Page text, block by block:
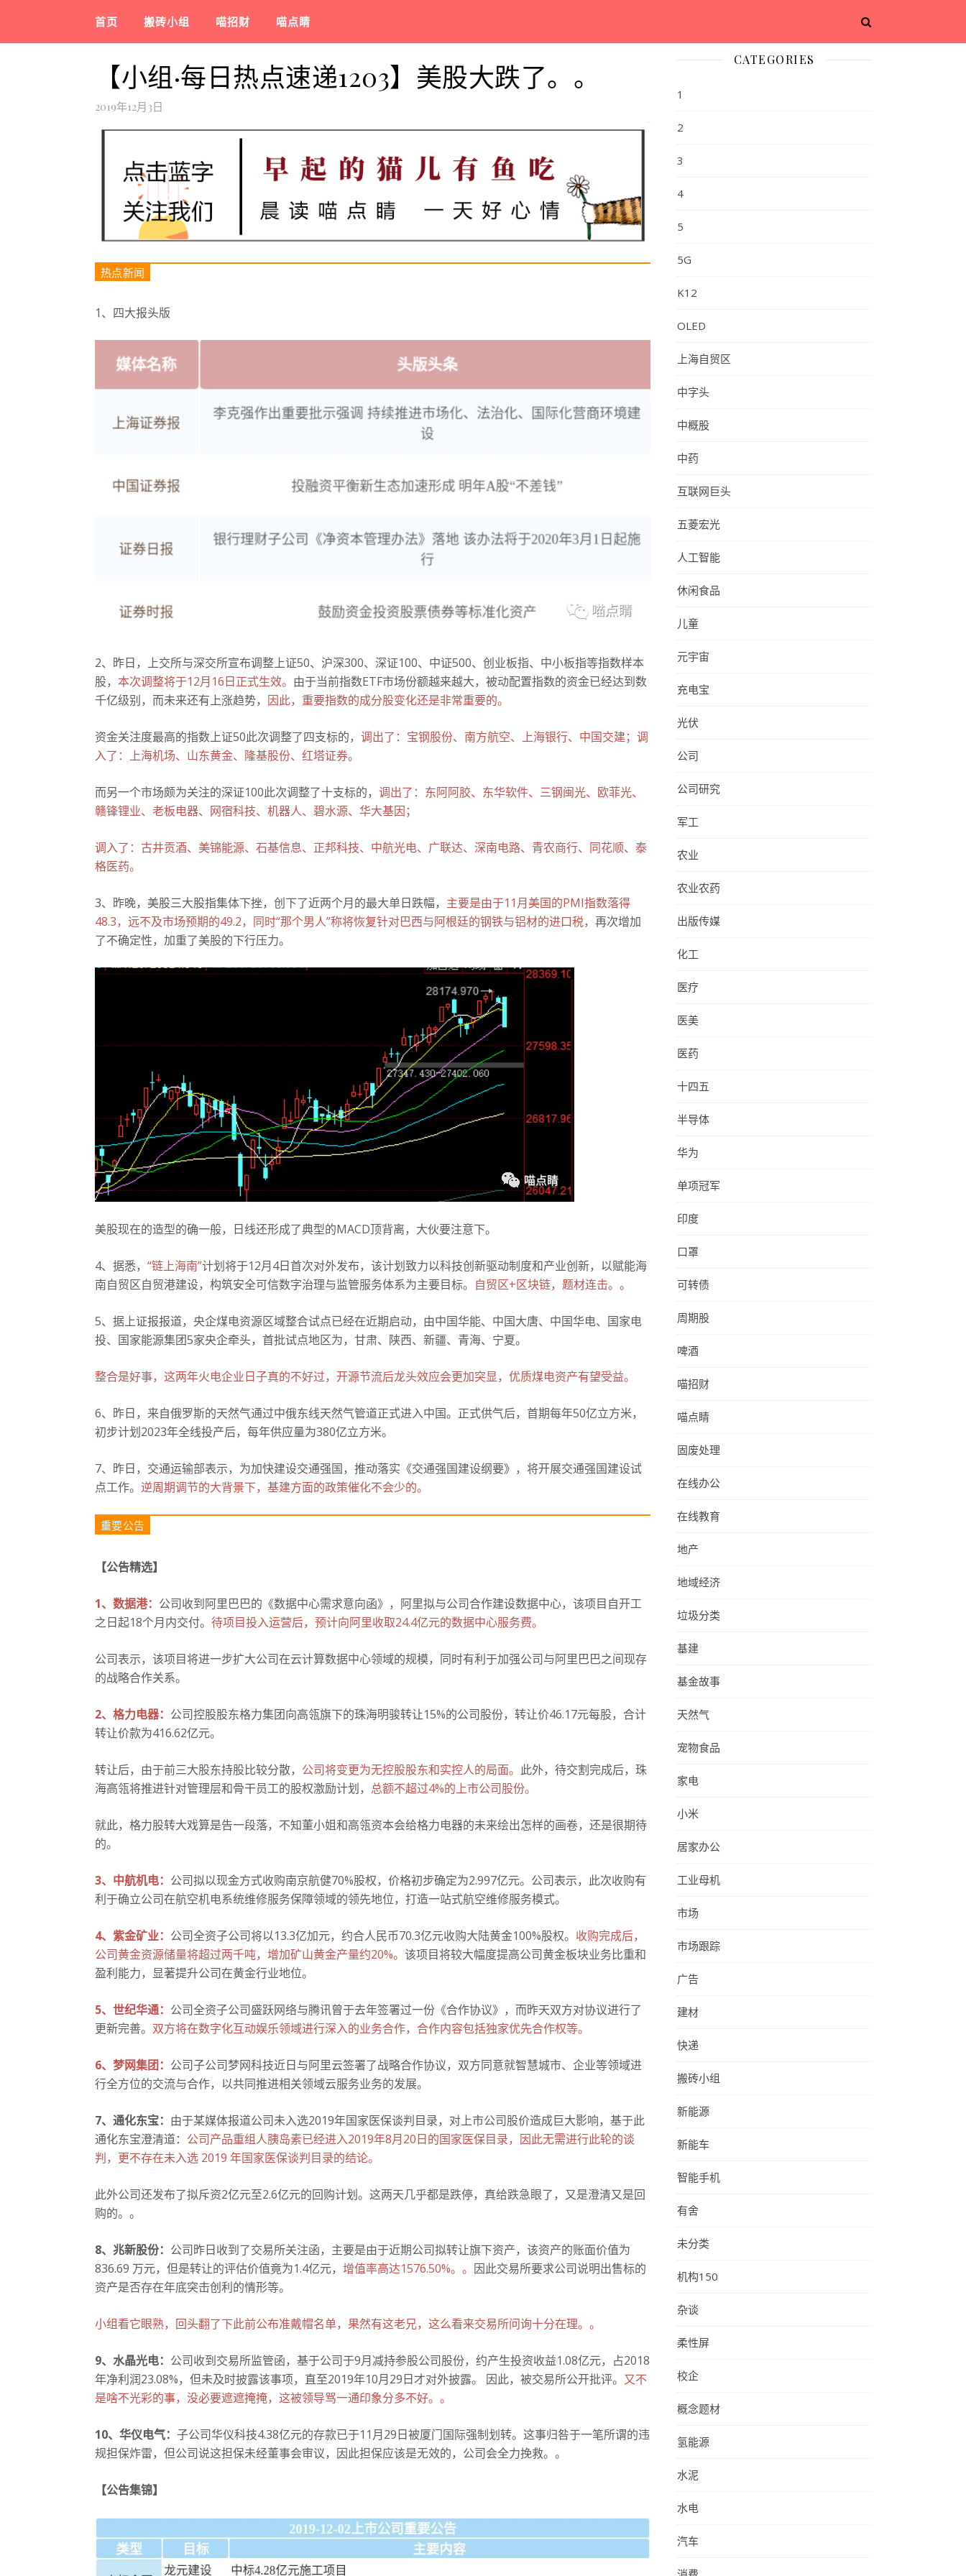
首页 搬砖小组 喵招财 喵点睛
【小组·每日热点速递1203】美股大跌了。。
2019年12月3日
热点新闻
1、四大报头版
2、昨日，上交所与深交所宣布调整上证50、沪深300、深证100、中证500、创业板指、中小板指等指数样本
股， 本次调整将于12月16日正式生效。 由于当前指数ETF市场份额越来越大，被动配置指数的资金已经达到数
千亿级别，而未来还有上涨趋势， 因此，重要指数的成分股变化还是非常重要的。
资金关注度最高的指数上证50此次调整了四支标的， 调出了：宝钢股份、南方航空、上海银行、中国交建；调
入了：上海机场、山东黄金、隆基股份、红塔证券。
而另一个市场颇为关注的深证100此次调整了十支标的， 调出了：东阿阿胶、东华软件、三钢闽光、欧菲光、
赣锋锂业、老板电器、网宿科技、机器人、碧水源、华大基因；
调入了：古井贡酒、美锦能源、石基信息、正邦科技、中航光电、广联达、深南电路、青农商行、同花顺、泰
格医药。
3、昨晚，美股三大股指集体下挫，创下了近两个月的最大单日跌幅， 主要是由于11月美国的PMI指数落得
48.3，远不及市场预期的49.2，同时“那个男人”称将恢复针对巴西与阿根廷的钢铁与铝材的进口税， 再次增加
了不确定性，加重了美股的下行压力。
美股现在的造型的确一般，日线还形成了典型的MACD顶背离，大伙要注意下。
4、据悉， “链上海南”计划将于12月4日首次对外发布，该计划致力以科技创新驱动制度和产业创新，以赋能海
南自贸区自贸港建设，构筑安全可信数字治理与监管服务体系为主要目标。 自贸区+区块链，题材连击。。
5、据上证报报道，央企煤电资源区域整合试点已经在近期启动，由中国华能、中国大唐、中国华电、国家电
投、国家能源集团5家央企牵头，首批试点地区为，甘肃、陕西、新疆、青海、宁夏。
整合是好事，这两年火电企业日子真的不好过，开源节流后龙头效应会更加突显，优质煤电资产有望受益。
6、昨日，来自俄罗斯的天然气通过中俄东线天然气管道正式进入中国。 正式供气后，首期每年50亿立方米，
初步计划2023年全线投产后，每年供应量为380亿立方米。
7、 昨日，交通运输部表示，为加快建设交通强国，推动落实《交通强国建设纲要》，将开展交通强国建设试
点工作。 逆周期调节的大背景下，基建方面的政策催化不会少的。
重要公告
【公告精选】
1、数据港： 公司收到阿里巴巴的《数据中心需求意向函》，阿里拟与公司合作建设数据中心，该项目自开工
之日起18个月内交付。 待项目投入运营后，预计向阿里收取24.4亿元的数据中心服务费。
公司表示，该项目将进一步扩大公司在云计算数据中心领域的规模，同时有利于加强公司与阿里巴巴之间现存
的战略合作关系。
2、格力电器： 公司控股股东格力集团向高瓴旗下的珠海明骏转让15%的公司股份，转让价46.17元每股，合计
转让价款为416.62亿元。
转让后，由于前三大股东持股比较分散， 公司将变更为无控股股东和实控人的局面。 此外，待交割完成后，珠
海高瓴将推进针对管理层和骨干员工的股权激励计划， 总额不超过4%的上市公司股份。
就此，格力股转大戏算是告一段落，不知董小姐和高瓴资本会给格力电器的未来绘出怎样的画卷，还是很期待
的。
3、中航机电： 公司拟以现金方式收购南京航健70%股权，价格初步确定为2.997亿元。公司表示，此次收购有
利于确立公司在航空机电系统维修服务保障领域的领先地位，打造一站式航空维修服务模式。
4、紫金矿业： 公司全资子公司将以13.3亿加元，约合人民币70.3亿元收购大陆黄金100%股权。 收购完成后，
公司黄金资源储量将超过两千吨，增加矿山黄金产量约20%。 该项目将较大幅度提高公司黄金板块业务比重和
盈利能力，显著提升公司在黄金行业地位。
5、世纪华通： 公司全资子公司盛跃网络与腾讯曾于去年签署过一份《合作协议》，而昨天双方对协议进行了
更新完善。 双方将在数字化互动娱乐领域进行深入的业务合作，合作内容包括独家优先合作权等。
6、梦网集团： 公司子公司梦网科技近日与阿里云签署了战略合作协议，双方同意就智慧城市、企业等领域进
行全方位的交流与合作，以共同推进相关领域云服务业务的发展。
7、通化东宝： 由于某媒体报道公司未入选2019年国家医保谈判目录，对上市公司股价造成巨大影响，基于此
通化东宝澄清道： 公司产品重组人胰岛素已经进入2019年8月20日的国家医保目录，因此无需进行此轮的谈
判，更不存在未入选 2019 年国家医保谈判目录的结论。
此外公司还发布了拟斥资2亿元至2.6亿元的回购计划。 这两天几乎都是跌停，真给跌急眼了，又是澄清又是回
购的。 。
8、兆新股份： 公司昨日收到了交易所关注函，主要是由于近期公司拟转让旗下资产，该资产的账面价值为
836.69 万元，但是转让的评估价值竟为1.4亿元， 增值率高达1576.50%。。 因此交易所要求公司说明出售标的
资产是否存在年底突击创利的情形等。
小组看它眼熟，回头翻了下此前公布准戴帽名单，果然有这老兄，这么看来交易所问询十分在理。。
9、水晶光电： 公司收到交易所监管函，基于公司于9月减持参股公司股份，约产生投资收益1.08亿元，占2018
年净利润23.08%，但未及时披露该事项，直至2019年10月29日才对外披露。 因此，被交易所公开批评。 又不
是啥不光彩的事，没必要遮遮掩掩，这被领导骂一通印象分多不好。。
10、华仪电气： 子公司华仪科技4.38亿元的存款已于11月29日被厦门国际强制划转。 这事归咎于一笔所谓的违
规担保炸雷，但公司说这担保未经董事会审议，因此担保应该是无效的，公司会全力挽救。 。
【公告集锦】
CATEGORIES
1
2
3
4
5
5G
K12
OLED
上海自贸区
中字头
中概股
中药
互联网巨头
五菱宏光
人工智能
休闲食品
儿童
元宇宙
充电宝
光伏
公司
公司研究
军工
农业
农业农药
出版传媒
化工
医疗
医美
医药
十四五
半导体
华为
单项冠军
印度
口罩
可转债
周期股
啤酒
喵招财
喵点睛
固废处理
在线办公
在线教育
地产
地域经济
垃圾分类
基建
基金故事
天然气
宠物食品
家电
小米
居家办公
工业母机
市场
市场跟踪
广告
建材
快递
搬砖小组
新能源
新能车
智能手机
有舍
未分类
机构150
杂谈
柔性屏
校企
概念题材
氢能源
水泥
水电
汽车